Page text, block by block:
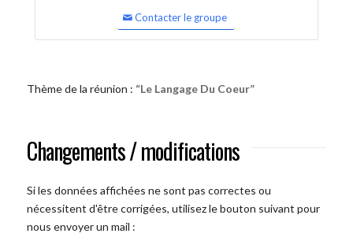
Contacter le groupe
Thème de la réunion : “Le Langage Du Coeur”
Changements / modifications
Si les données affichées ne sont pas correctes ou
nécessitent d'être corrigées, utilisez le bouton suivant pour
nous envoyer un mail :